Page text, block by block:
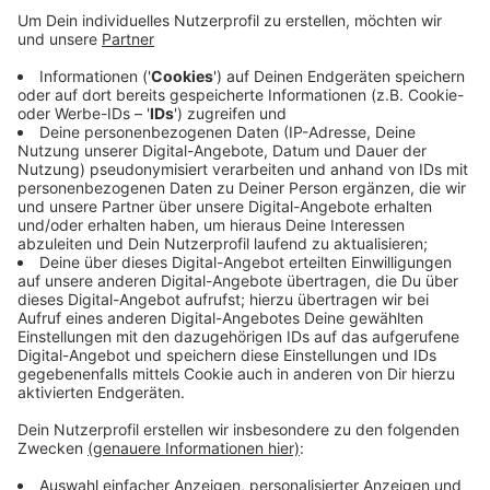
Kontakverbots haben wir Euch bei Antenne
Niederrhein schon erzählt. Jetzt spielt sie am 26.
Juni 2020 um 19 Uhr mit ihrem Duo-Partner im
Autokino in Borken ein Charity-Konzert und zwar
für die Arbeit des Kranenburger Tierschützers
Ralf Seeger. Dafür sucht Lea auch noch
Sponsoren.Hierkönnt Ihr Kontakt mit Lea
Brückner aufnehmen und hiergibt es die Karten
für das Charity-Konzert im Borkener Autokino.
Veröffentlicht:Dienstag, 16.06.2020 11:46
Anzeige